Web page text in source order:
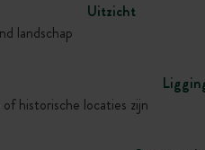
Uitzicht
landschap
historische locaties zijn